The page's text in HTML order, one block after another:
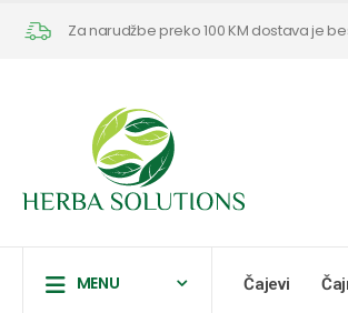
Za narudžbe preko 100 KM dostava je
MENU Čajevi